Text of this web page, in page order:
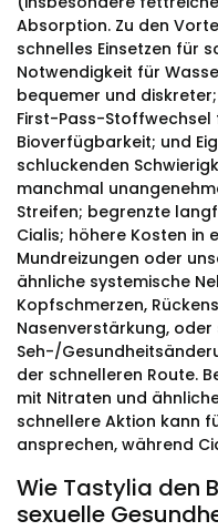
Absorption. Zu den
schnelles Einsetzen für
Notwendigkeit für
bequemer und
First-Pass-Stoffwechsel
Bioverfügbarkeit; und
schluckenden
manchmal
Streifen; begrenzte
Cialis; höhere Kosten in
Mundreizungen oder
ähnliche systemische
Kopfschmerzen,
Nasenverstärkung, oder
Seh-/
der schnelleren Route.
mit Nitraten und
schnellere Aktion kann
ansprechen, während
Wie Tastylia den
sexuelle